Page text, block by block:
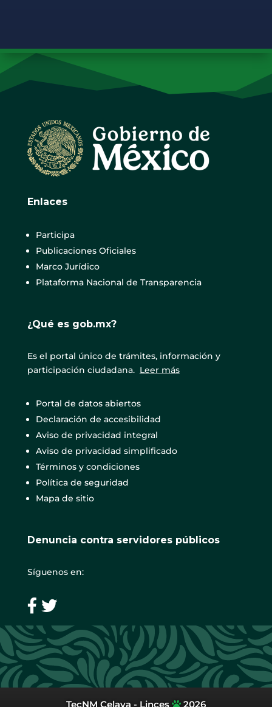
Enlaces
Participa
Publicaciones Oficiales
Marco Jurídico
Plataforma Nacional de Transparencia
¿Qué es gob.mx?
Es el portal único de trámites, información y
participación ciudadana. Leer más
Portal de datos abiertos
Declaración de accesibilidad
Aviso de privacidad integral
Aviso de privacidad simplificado
Términos y condiciones
Política de seguridad
Mapa de sitio
Denuncia contra servidores públicos
Síguenos en:
TecNM Celaya - Linces 2026